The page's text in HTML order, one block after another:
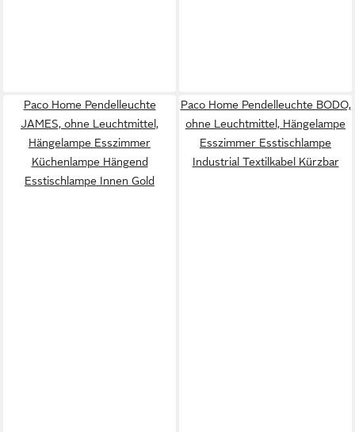
Paco Home Pendelleuchte
JAMES, ohne Leuchtmittel,
Hängelampe Esszimmer
Küchenlampe Hängend
Esstischlampe Innen Gold
Paco Home Pendelleuchte BODO,
ohne Leuchtmittel, Hängelampe
Esszimmer Esstischlampe
Industrial Textilkabel Kürzbar